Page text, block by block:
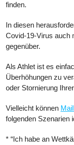
finden.
In diesen
Covid-19-Virus auch
gegenüber.
Als Athlet ist es
Überhöhungen zu
oder Stornierung
Vielleicht können
folgenden Szenarien
* “Ich habe an